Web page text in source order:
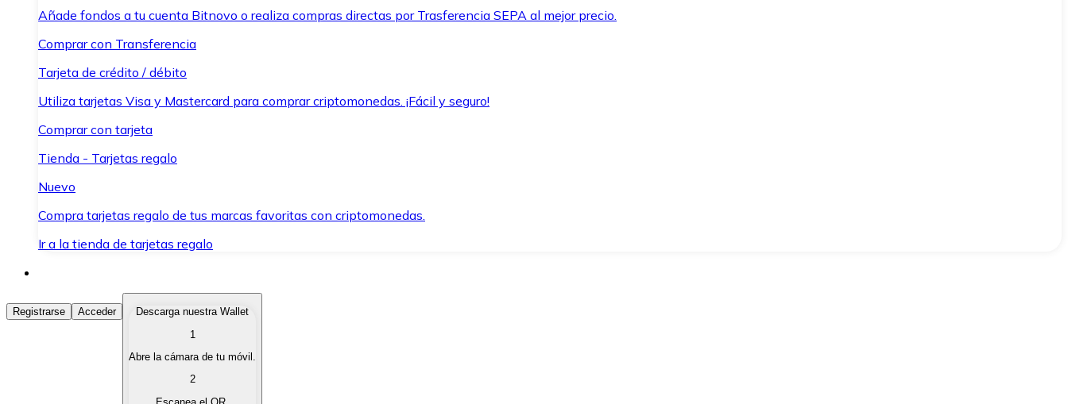
Añade fondos a tu cuenta Bitnovo o realiza compras directas por Trasferencia SEPA al mejor precio.
Comprar con Transferencia
Tarjeta de crédito / débito
Utiliza tarjetas Visa y Mastercard para comprar criptomonedas. ¡Fácil y seguro!
Comprar con tarjeta
Tienda - Tarjetas regalo
Nuevo
Compra tarjetas regalo de tus marcas favoritas con criptomonedas.
Ir a la tienda de tarjetas regalo
Comprar Criptomonedas
Compra criptomonedas con diferentes métodos de pago.
Vende tus criptomonedas de forma rápida y segura.
Registrarse Acceder
Descarga nuestra Wallet
1
Abre la cámara de tu móvil.
2